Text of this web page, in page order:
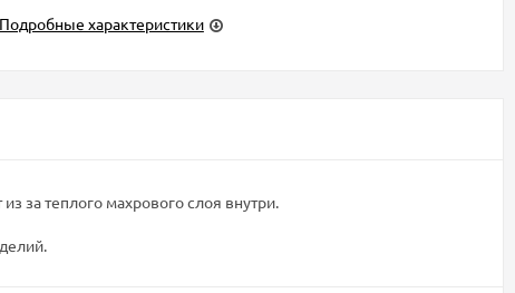
Подробные характеристики
за теплого махрового слоя внутри.